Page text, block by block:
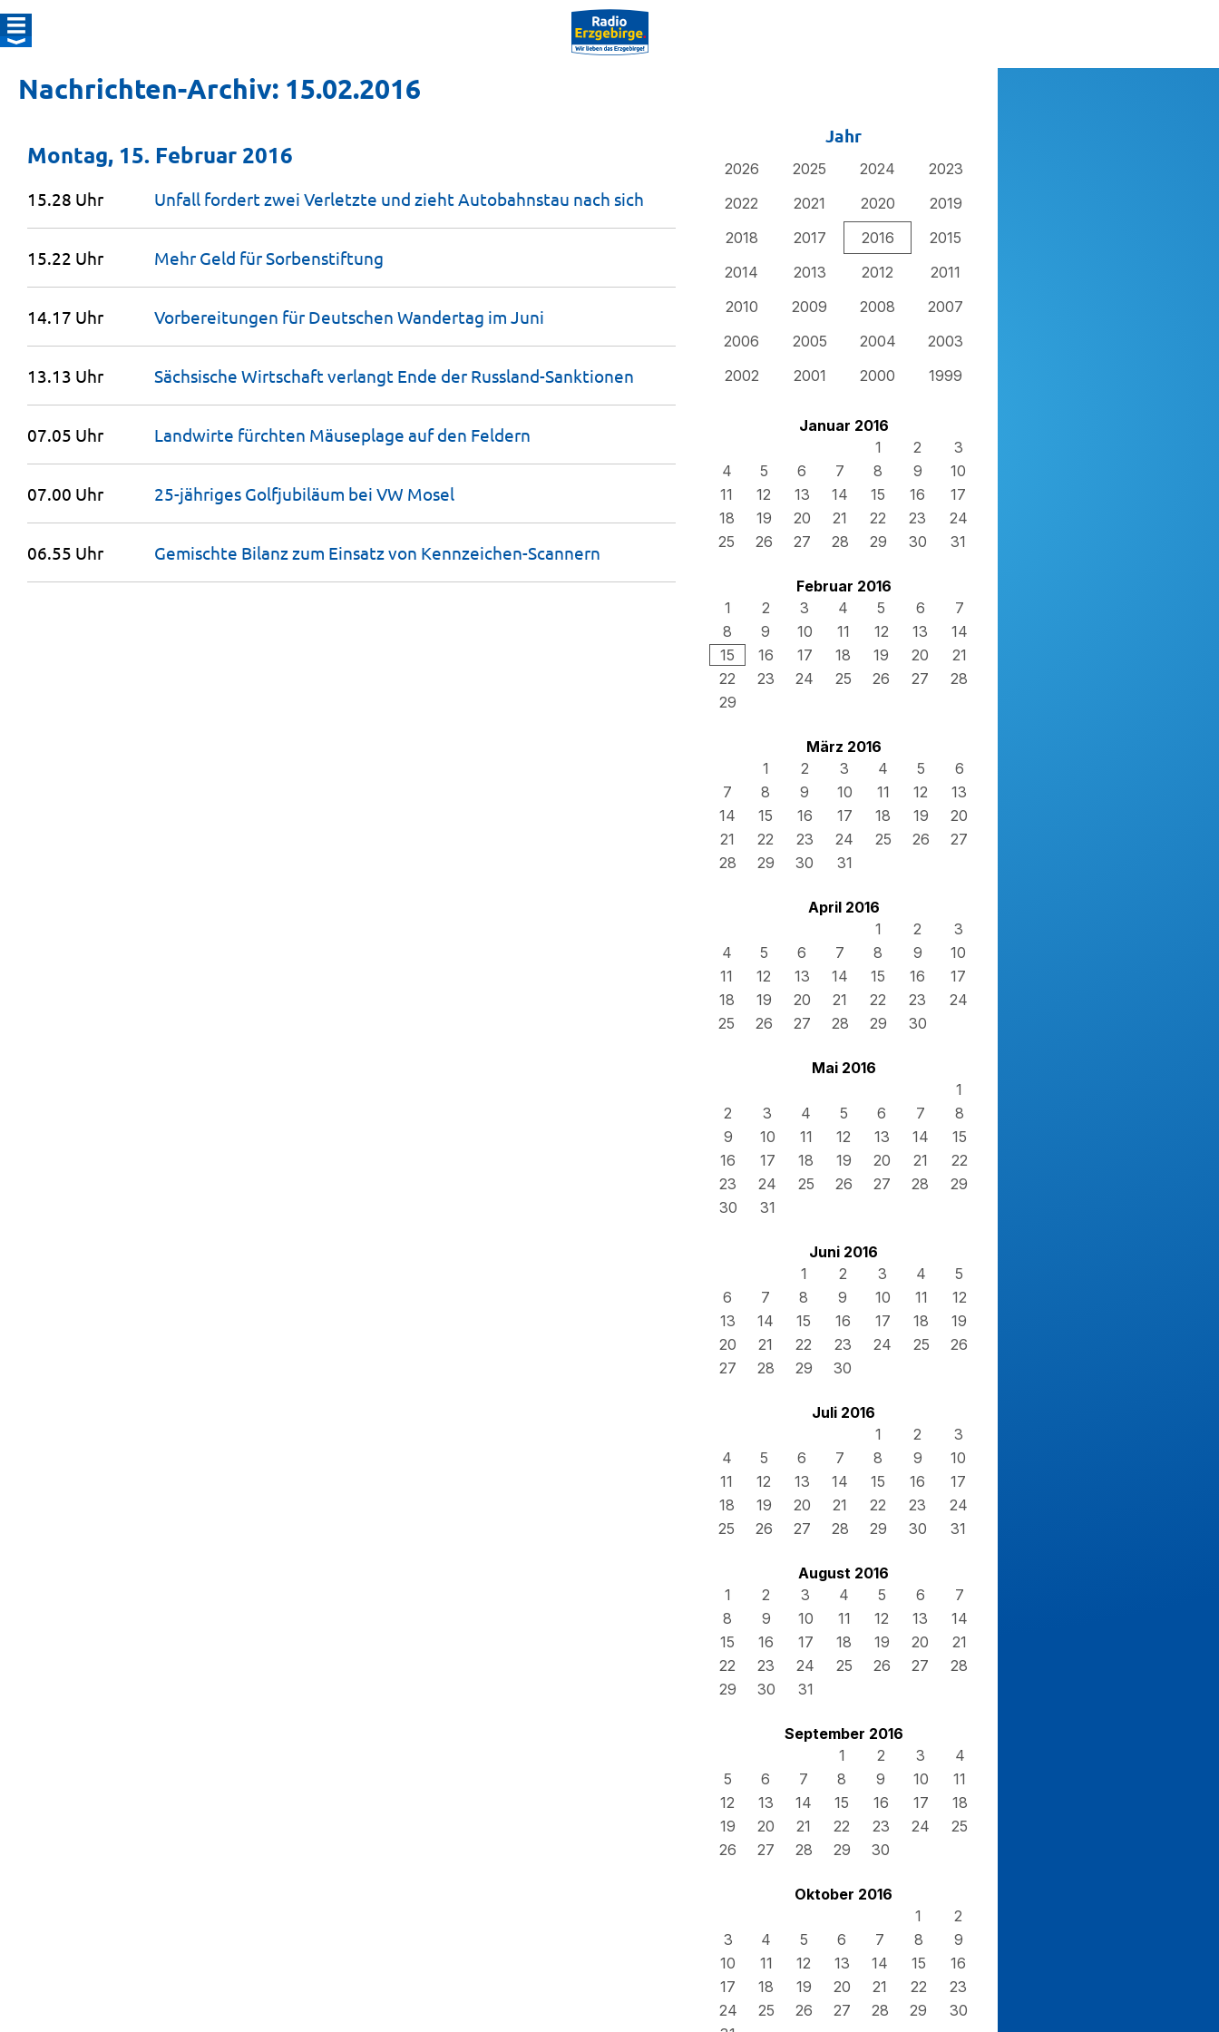
Nachrichten-Archiv: 15.02.2016
Jahr
2026 2025 2024
2023
2022
2021 2020
2019
2018
2017 2016
2015
2014
2013 2012
2011
2010
2009 2008
2007
2006
2005 2004
2003
2002
2001 2000 1999
Januar 2016
1
2
3
4
5 6 7 8 9
10
11
12 13 14 15 16
17
18
19 20 21 22 23
24
25
26 27 28 29 30 31
Februar 2016
1
2 3 4 5 6
7
8
9 10 11 12 13
14
15
16 17 18 19 20
21
22
23 24 25 26 27
28
29
März 2016
1
2 3 4 5
6
7
8 9 10 11 12
13
14
15 16 17 18 19
20
21
22 23 24 25 26
27
28
29 30 31
April 2016
1
2
3
4
5 6 7 8 9
10
11
12 13 14 15 16
17
18
19 20 21 22 23
24
25
26 27 28 29 30
Mai 2016
1
2
3 4 5 6 7
8
9
10 11 12 13 14
15
16
17 18 19 20 21
22
23
24 25 26 27 28
29
30
31
Juni 2016
1
2 3 4
5
6
7 8 9 10 11
12
13
14 15 16 17 18
19
20
21 22 23 24 25
26
27
28 29 30
Juli 2016
1
2
3
4
5 6 7 8 9
10
11
12 13 14 15 16
17
18
19 20 21 22 23
24
25
26 27 28 29 30 31
August 2016
1
2 3 4 5 6
7
8
9 10 11 12 13
14
15
16 17 18 19 20
21
22
23 24 25 26 27
28
29
30 31
September 2016
1
2 3
4
5
6 7 8 9 10
11
12
13 14 15 16 17
18
19
20 21 22 23 24
25
26
27 28 29 30
Oktober 2016
1
2
3
4 5 6 7 8
9
10
11 12 13 14 15
16
17
18 19 20 21 22
23
24
25 26 27 28 29
30
Montag, 15. Februar 2016
15.28 Uhr Unfall fordert zwei Verletzte und zieht Autobahnstau nach sich
15.22 Uhr Mehr Geld fürSorbenstiftung
14.17 Uhr Vorbereitungen für Deutschen Wandertag im Juni
13.13 Uhr Sächsische Wirtschaft verlangt Ende der Russland-Sanktionen
07.05 Uhr Landwirte fürchten Mäuseplage auf den Feldern
07.00 Uhr 25-jähriges Golfjubiläum bei VW Mosel
06.55 Uhr Gemischte Bilanz zum Einsatz von Kennzeichen-Scannern